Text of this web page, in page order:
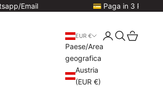
💳 Paga in 3 Rate con
EUR €
Paese/Area
geografica
Austria
(EUR €)
LoginCercaCarrello